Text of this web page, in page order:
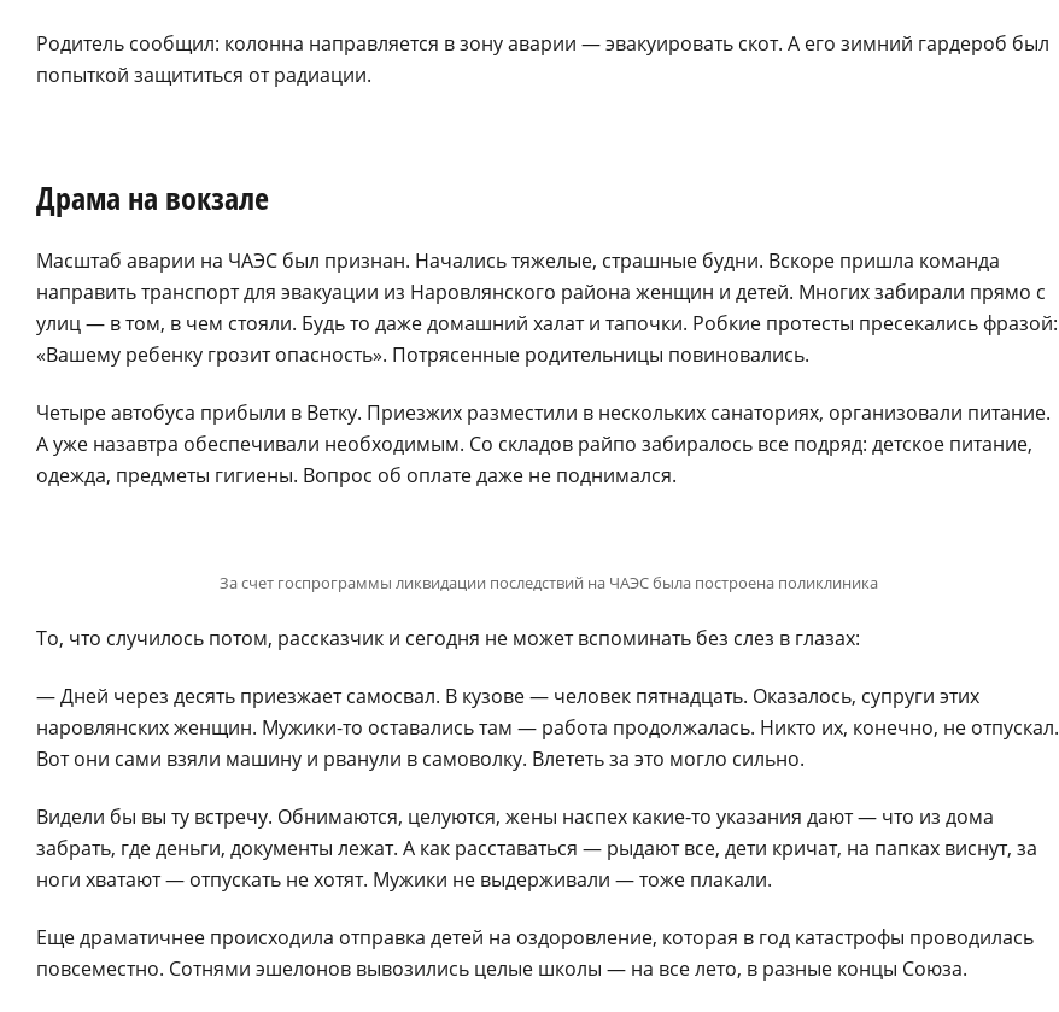
Родитель сообщил: колонна направляется в зону аварии — эвакуировать скот. А его зимний гардероб был
попыткой защититься от радиации.
Драма на вокзале
Масштаб аварии на ЧАЭС был признан. Начались тяжелые, страшные будни. Вскоре пришла команда
направить транспорт для эвакуации из Наровлянского района женщин и детей. Многих забирали прямо с
улиц — в том, в чем стояли. Будь то даже домашний халат и тапочки. Робкие протесты пресекались фразой:
«Вашему ребенку грозит опасность». Потрясенные родительницы повиновались.
Четыре автобуса прибыли в Ветку. Приезжих разместили в нескольких санаториях, организовали питание.
А уже назавтра обеспечивали необходимым. Со складов райпо забиралось все подряд: детское питание,
одежда, предметы гигиены. Вопрос об оплате даже не поднимался.
За счет госпрограммы ликвидации последствий на ЧАЭС была построена поликлиника
То, что случилось потом, рассказчик и сегодня не может вспоминать без слез в глазах:
— Дней через десять приезжает самосвал. В кузове — человек пятнадцать. Оказалось, супруги этих
наровлянских женщин. Мужики-то оставались там — работа продолжалась. Никто их, конечно, не отпускал.
Вот они сами взяли машину и рванули в самоволку. Влететь за это могло сильно.
Видели бы вы ту встречу. Обнимаются, целуются, жены наспех какие-то указания дают — что из дома
забрать, где деньги, документы лежат. А как расставаться — рыдают все, дети кричат, на папках виснут, за
ноги хватают — отпускать не хотят. Мужики не выдерживали — тоже плакали.
Еще драматичнее происходила отправка детей на оздоровление, которая в год катастрофы проводилась
повсеместно. Сотнями эшелонов вывозились целые школы — на все лето, в разные концы Союза.